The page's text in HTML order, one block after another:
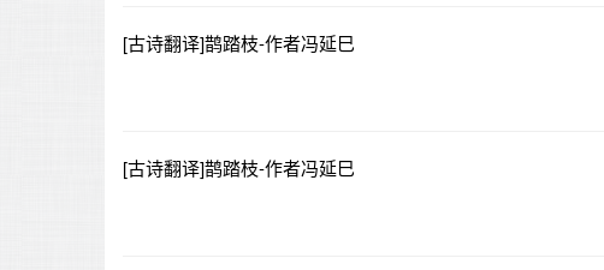
[古诗翻译]鹊踏枝-作者冯延巳
[古诗翻译]鹊踏枝-作者冯延巳